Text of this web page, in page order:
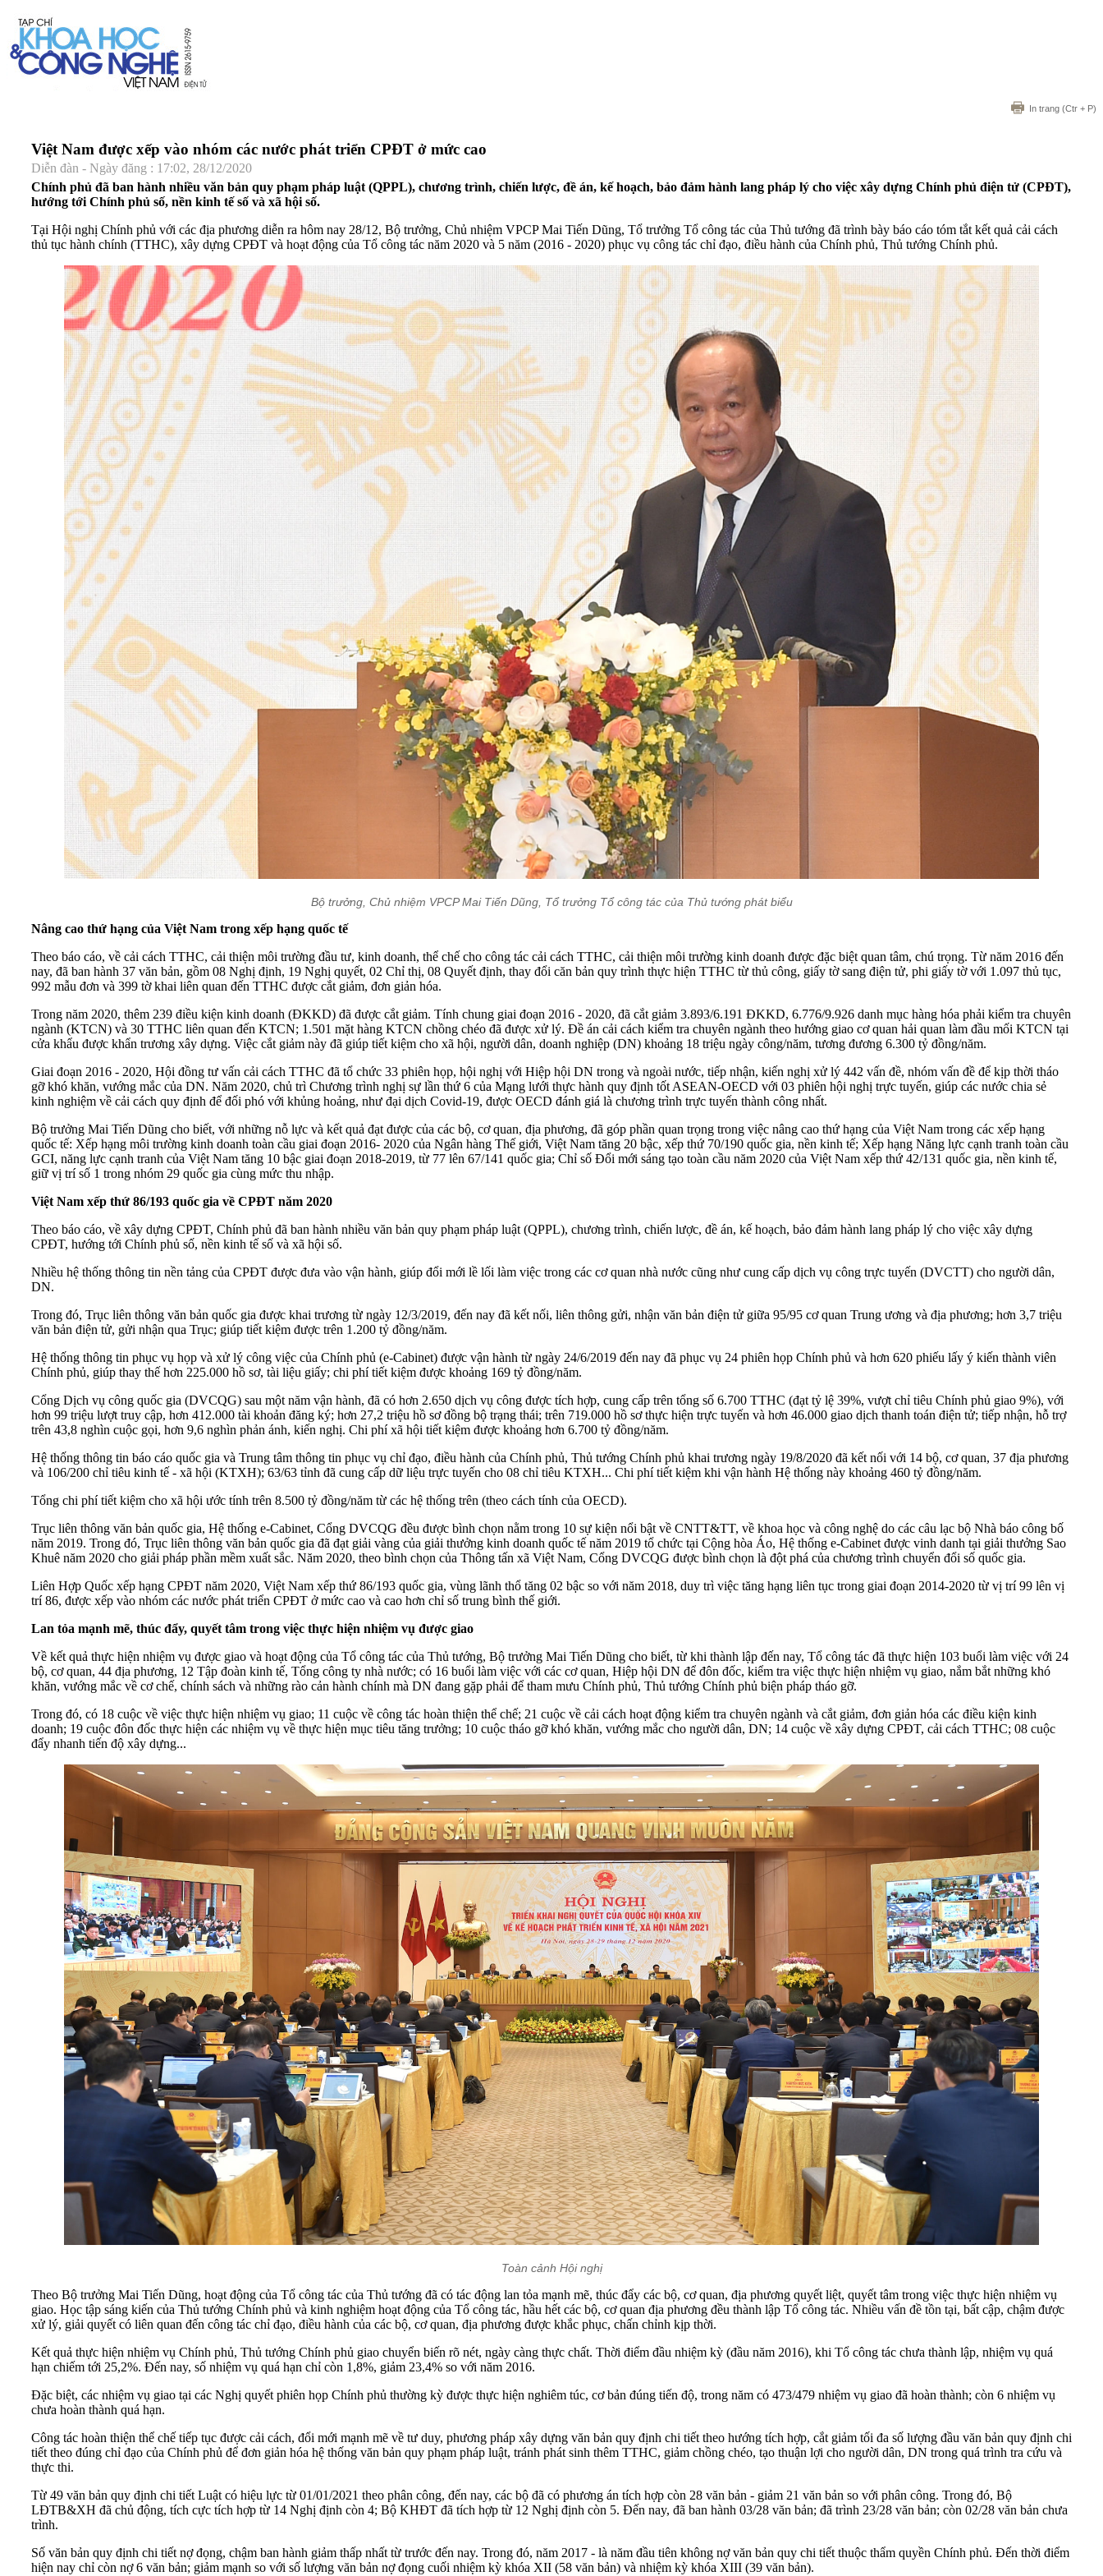
In trang (Ctr + P)
Việt Nam được xếp vào nhóm các nước phát triển CPĐT ở mức cao
Diễn đàn - Ngày đăng : 17:02, 28/12/2020
Chính phủ đã ban hành nhiều văn bản quy phạm pháp luật (QPPL), chương trình, chiến lược, đề án, kế hoạch, bảo đảm hành lang pháp lý cho việc xây dựng Chính phủ điện tử (CPĐT),
hướng tới Chính phủ số, nền kinh tế số và xã hội số.
Tại Hội nghị Chính phủ với các địa phương diễn ra hôm nay 28/12, Bộ trưởng, Chủ nhiệm VPCP Mai Tiến Dũng, Tổ trưởng Tổ công tác của Thủ tướng đã trình bày báo cáo tóm tắt kết quả cải cách
thủ tục hành chính (TTHC), xây dựng CPĐT và hoạt động của Tổ công tác năm 2020 và 5 năm (2016 - 2020) phục vụ công tác chỉ đạo, điều hành của Chính phủ, Thủ tướng Chính phủ.
Bộ trưởng, Chủ nhiệm VPCP Mai Tiến Dũng, Tổ trưởng Tổ công tác của Thủ tướng phát biểu
Nâng cao thứ hạng của Việt Nam trong xếp hạng quốc tế
Theo báo cáo, về cải cách TTHC, cải thiện môi trường đầu tư, kinh doanh, thể chế cho công tác cải cách TTHC, cải thiện môi trường kinh doanh được đặc biệt quan tâm, chú trọng. Từ năm 2016 đến
nay, đã ban hành 37 văn bản, gồm 08 Nghị định, 19 Nghị quyết, 02 Chỉ thị, 08 Quyết định, thay đổi căn bản quy trình thực hiện TTHC từ thủ công, giấy tờ sang điện tử, phi giấy tờ với 1.097 thủ tục,
992 mẫu đơn và 399 tờ khai liên quan đến TTHC được cắt giảm, đơn giản hóa.
Trong năm 2020, thêm 239 điều kiện kinh doanh (ĐKKD) đã được cắt giảm. Tính chung giai đoạn 2016 - 2020, đã cắt giảm 3.893/6.191 ĐKKD, 6.776/9.926 danh mục hàng hóa phải kiểm tra chuyên
ngành (KTCN) và 30 TTHC liên quan đến KTCN; 1.501 mặt hàng KTCN chồng chéo đã được xử lý. Đề án cải cách kiểm tra chuyên ngành theo hướng giao cơ quan hải quan làm đầu mối KTCN tại
cửa khẩu được khẩn trương xây dựng. Việc cắt giảm này đã giúp tiết kiệm cho xã hội, người dân, doanh nghiệp (DN) khoảng 18 triệu ngày công/năm, tương đương 6.300 tỷ đồng/năm.
Giai đoạn 2016 - 2020, Hội đồng tư vấn cải cách TTHC đã tổ chức 33 phiên họp, hội nghị với Hiệp hội DN trong và ngoài nước, tiếp nhận, kiến nghị xử lý 442 vấn đề, nhóm vấn đề để kịp thời tháo
gỡ khó khăn, vướng mắc của DN. Năm 2020, chủ trì Chương trình nghị sự lần thứ 6 của Mạng lưới thực hành quy định tốt ASEAN-OECD với 03 phiên hội nghị trực tuyến, giúp các nước chia sẻ
kinh nghiệm về cải cách quy định để đối phó với khủng hoảng, như đại dịch Covid-19, được OECD đánh giá là chương trình trực tuyến thành công nhất.
Bộ trưởng Mai Tiến Dũng cho biết, với những nỗ lực và kết quả đạt được của các bộ, cơ quan, địa phương, đã góp phần quan trọng trong việc nâng cao thứ hạng của Việt Nam trong các xếp hạng
quốc tế: Xếp hạng môi trường kinh doanh toàn cầu giai đoạn 2016- 2020 của Ngân hàng Thế giới, Việt Nam tăng 20 bậc, xếp thứ 70/190 quốc gia, nền kinh tế; Xếp hạng Năng lực cạnh tranh toàn cầu
GCI, năng lực cạnh tranh của Việt Nam tăng 10 bậc giai đoạn 2018-2019, từ 77 lên 67/141 quốc gia; Chỉ số Đổi mới sáng tạo toàn cầu năm 2020 của Việt Nam xếp thứ 42/131 quốc gia, nền kinh tế,
giữ vị trí số 1 trong nhóm 29 quốc gia cùng mức thu nhập.
Việt Nam xếp thứ 86/193 quốc gia về CPĐT năm 2020
Theo báo cáo, về xây dựng CPĐT, Chính phủ đã ban hành nhiều văn bản quy phạm pháp luật (QPPL), chương trình, chiến lược, đề án, kế hoạch, bảo đảm hành lang pháp lý cho việc xây dựng
CPĐT, hướng tới Chính phủ số, nền kinh tế số và xã hội số.
Nhiều hệ thống thông tin nền tảng của CPĐT được đưa vào vận hành, giúp đổi mới lề lối làm việc trong các cơ quan nhà nước cũng như cung cấp dịch vụ công trực tuyến (DVCTT) cho người dân,
DN.
Trong đó, Trục liên thông văn bản quốc gia được khai trương từ ngày 12/3/2019, đến nay đã kết nối, liên thông gửi, nhận văn bản điện tử giữa 95/95 cơ quan Trung ương và địa phương; hơn 3,7 triệu
văn bản điện tử, gửi nhận qua Trục; giúp tiết kiệm được trên 1.200 tỷ đồng/năm.
Hệ thống thông tin phục vụ họp và xử lý công việc của Chính phủ (e-Cabinet) được vận hành từ ngày 24/6/2019 đến nay đã phục vụ 24 phiên họp Chính phủ và hơn 620 phiếu lấy ý kiến thành viên
Chính phủ, giúp thay thế hơn 225.000 hồ sơ, tài liệu giấy; chi phí tiết kiệm được khoảng 169 tỷ đồng/năm.
Cổng Dịch vụ công quốc gia (DVCQG) sau một năm vận hành, đã có hơn 2.650 dịch vụ công được tích hợp, cung cấp trên tổng số 6.700 TTHC (đạt tỷ lệ 39%, vượt chỉ tiêu Chính phủ giao 9%), với
hơn 99 triệu lượt truy cập, hơn 412.000 tài khoản đăng ký; hơn 27,2 triệu hồ sơ đồng bộ trạng thái; trên 719.000 hồ sơ thực hiện trực tuyến và hơn 46.000 giao dịch thanh toán điện tử; tiếp nhận, hỗ trợ
trên 43,8 nghìn cuộc gọi, hơn 9,6 nghìn phản ánh, kiến nghị. Chi phí xã hội tiết kiệm được khoảng hơn 6.700 tỷ đồng/năm.
Hệ thống thông tin báo cáo quốc gia và Trung tâm thông tin phục vụ chỉ đạo, điều hành của Chính phủ, Thủ tướng Chính phủ khai trương ngày 19/8/2020 đã kết nối với 14 bộ, cơ quan, 37 địa phương
và 106/200 chỉ tiêu kinh tế - xã hội (KTXH); 63/63 tỉnh đã cung cấp dữ liệu trực tuyến cho 08 chỉ tiêu KTXH... Chi phí tiết kiệm khi vận hành Hệ thống này khoảng 460 tỷ đồng/năm.
Tổng chi phí tiết kiệm cho xã hội ước tính trên 8.500 tỷ đồng/năm từ các hệ thống trên (theo cách tính của OECD).
Trục liên thông văn bản quốc gia, Hệ thống e-Cabinet, Cổng DVCQG đều được bình chọn nằm trong 10 sự kiện nổi bật về CNTT&TT, về khoa học và công nghệ do các câu lạc bộ Nhà báo công bố
năm 2019. Trong đó, Trục liên thông văn bản quốc gia đã đạt giải vàng của giải thưởng kinh doanh quốc tế năm 2019 tổ chức tại Cộng hòa Áo, Hệ thống e-Cabinet được vinh danh tại giải thưởng Sao
Khuê năm 2020 cho giải pháp phần mềm xuất sắc. Năm 2020, theo bình chọn của Thông tấn xã Việt Nam, Cổng DVCQG được bình chọn là đột phá của chương trình chuyển đổi số quốc gia.
Liên Hợp Quốc xếp hạng CPĐT năm 2020, Việt Nam xếp thứ 86/193 quốc gia, vùng lãnh thổ tăng 02 bậc so với năm 2018, duy trì việc tăng hạng liên tục trong giai đoạn 2014-2020 từ vị trí 99 lên vị
trí 86, được xếp vào nhóm các nước phát triển CPĐT ở mức cao và cao hơn chỉ số trung bình thế giới.
Lan tỏa mạnh mẽ, thúc đẩy, quyết tâm trong việc thực hiện nhiệm vụ được giao
Về kết quả thực hiện nhiệm vụ được giao và hoạt động của Tổ công tác của Thủ tướng, Bộ trưởng Mai Tiến Dũng cho biết, từ khi thành lập đến nay, Tổ công tác đã thực hiện 103 buổi làm việc với 24
bộ, cơ quan, 44 địa phương, 12 Tập đoàn kinh tế, Tổng công ty nhà nước; có 16 buổi làm việc với các cơ quan, Hiệp hội DN để đôn đốc, kiểm tra việc thực hiện nhiệm vụ giao, nắm bắt những khó
khăn, vướng mắc về cơ chế, chính sách và những rào cản hành chính mà DN đang gặp phải để tham mưu Chính phủ, Thủ tướng Chính phủ biện pháp tháo gỡ.
Trong đó, có 18 cuộc về việc thực hiện nhiệm vụ giao; 11 cuộc về công tác hoàn thiện thể chế; 21 cuộc về cải cách hoạt động kiểm tra chuyên ngành và cắt giảm, đơn giản hóa các điều kiện kinh
doanh; 19 cuộc đôn đốc thực hiện các nhiệm vụ về thực hiện mục tiêu tăng trưởng; 10 cuộc tháo gỡ khó khăn, vướng mắc cho người dân, DN; 14 cuộc về xây dựng CPĐT, cải cách TTHC; 08 cuộc
đẩy nhanh tiến độ xây dựng...
Toàn cảnh Hội nghị
Theo Bộ trưởng Mai Tiến Dũng, hoạt động của Tổ công tác của Thủ tướng đã có tác động lan tỏa mạnh mẽ, thúc đẩy các bộ, cơ quan, địa phương quyết liệt, quyết tâm trong việc thực hiện nhiệm vụ
giao. Học tập sáng kiến của Thủ tướng Chính phủ và kinh nghiệm hoạt động của Tổ công tác, hầu hết các bộ, cơ quan địa phương đều thành lập Tổ công tác. Nhiều vấn đề tồn tại, bất cập, chậm được
xử lý, giải quyết có liên quan đến công tác chỉ đạo, điều hành của các bộ, cơ quan, địa phương được khắc phục, chấn chỉnh kịp thời.
Kết quả thực hiện nhiệm vụ Chính phủ, Thủ tướng Chính phủ giao chuyển biến rõ nét, ngày càng thực chất. Thời điểm đầu nhiệm kỳ (đầu năm 2016), khi Tổ công tác chưa thành lập, nhiệm vụ quá
hạn chiếm tới 25,2%. Đến nay, số nhiệm vụ quá hạn chỉ còn 1,8%, giảm 23,4% so với năm 2016.
Đặc biệt, các nhiệm vụ giao tại các Nghị quyết phiên họp Chính phủ thường kỳ được thực hiện nghiêm túc, cơ bản đúng tiến độ, trong năm có 473/479 nhiệm vụ giao đã hoàn thành; còn 6 nhiệm vụ
chưa hoàn thành quá hạn.
Công tác hoàn thiện thể chế tiếp tục được cải cách, đổi mới mạnh mẽ về tư duy, phương pháp xây dựng văn bản quy định chi tiết theo hướng tích hợp, cắt giảm tối đa số lượng đầu văn bản quy định chi
tiết theo đúng chỉ đạo của Chính phủ để đơn giản hóa hệ thống văn bản quy phạm pháp luật, tránh phát sinh thêm TTHC, giảm chồng chéo, tạo thuận lợi cho người dân, DN trong quá trình tra cứu và
thực thi.
Từ 49 văn bản quy định chi tiết Luật có hiệu lực từ 01/01/2021 theo phân công, đến nay, các bộ đã có phương án tích hợp còn 28 văn bản - giảm 21 văn bản so với phân công. Trong đó, Bộ
LĐTB&XH đã chủ động, tích cực tích hợp từ 14 Nghị định còn 4; Bộ KHĐT đã tích hợp từ 12 Nghị định còn 5. Đến nay, đã ban hành 03/28 văn bản; đã trình 23/28 văn bản; còn 02/28 văn bản chưa
trình.
Số văn bản quy định chi tiết nợ đọng, chậm ban hành giảm thấp nhất từ trước đến nay. Trong đó, năm 2017 - là năm đầu tiên không nợ văn bản quy chi tiết thuộc thẩm quyền Chính phủ. Đến thời điểm
hiện nay chỉ còn nợ 6 văn bản; giảm mạnh so với số lượng văn bản nợ đọng cuối nhiệm kỳ khóa XII (58 văn bản) và nhiệm kỳ khóa XIII (39 văn bản).